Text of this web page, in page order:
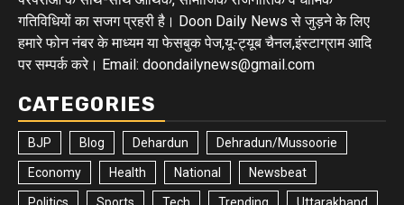
गतिविधियों का सजग प्रहरी है। Doon Daily News से जुड़ने के लिए
हमारे फोन नंबर के माध्यम या फेसबुक पेज,यू-ट्यूब चैनल,इंस्टाग्राम आदि
पर सम्पर्क करे। Email: doondailynews@gmail.com
CATEGORIES
BJP Blog Dehardun Dehradun/Mussoorie
Economy Health National Newsbeat